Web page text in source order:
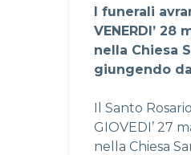
I funerali
VENERDI’ 28
nella Chiesa
giungendo
Il Santo
GIOVEDI’ 27
nella Chiesa